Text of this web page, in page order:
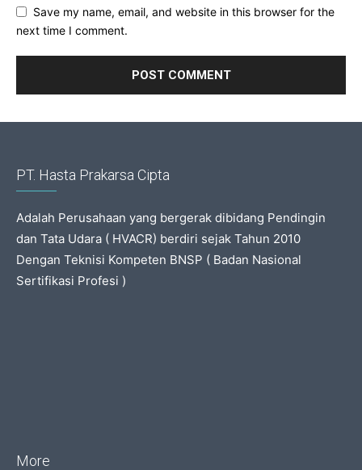
Save my name, email, and website in this browser for the
next time I comment.
PT. Hasta Prakarsa Cipta
Adalah Perusahaan yang bergerak dibidang Pendingin
dan Tata Udara ( HVACR) berdiri sejak Tahun 2010
Dengan Teknisi Kompeten BNSP ( Badan Nasional
Sertifikasi Profesi )
More